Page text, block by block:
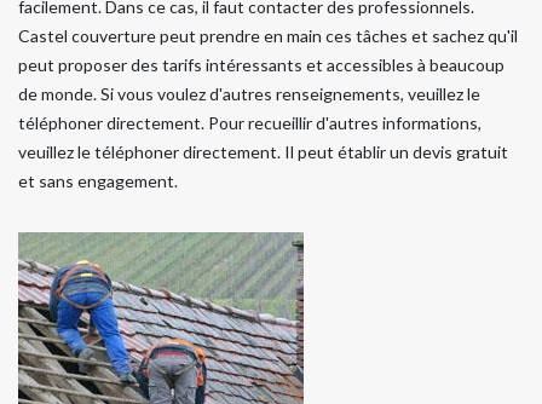
facilement. Dans ce cas, il faut contacter des professionnels.
Castel couverture peut prendre en main ces tâches et sachez qu'il
peut proposer des tarifs intéressants et accessibles à beaucoup
de monde. Si vous voulez d'autres renseignements, veuillez le
téléphoner directement. Pour recueillir d'autres informations,
veuillez le téléphoner directement. Il peut établir un devis gratuit
et sans engagement.